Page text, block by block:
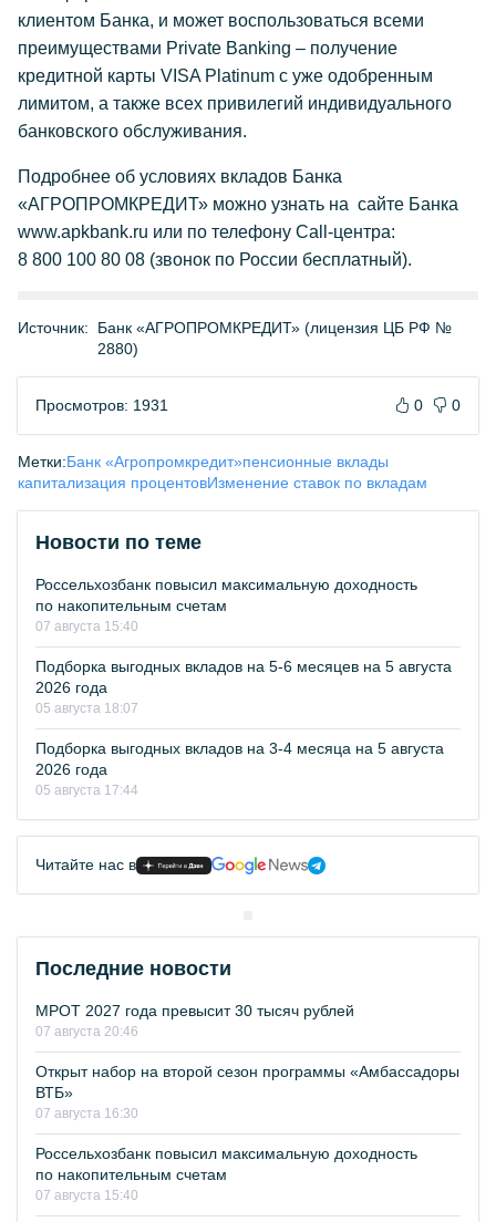
клиентом Банка, и может воспользоваться всеми
преимуществами Private Banking – получение
кредитной карты VISA Platinum с уже одобренным
лимитом, а также всех привилегий индивидуального
банковского обслуживания.
Подробнее об условиях вкладов Банка
«АГРОПРОМКРЕДИТ» можно узнать на сайте Банка
www.apkbank.ru или по телефону Сall-центра:
8 800 100 80 08 (звонок по России бесплатный).
Источник:
Банк «АГРОПРОМКРЕДИТ» (лицензия ЦБ РФ №
2880)
Просмотров: 1931 0 0
Метки:Банк «Агропромкредит»пенсионные вклады
капитализация процентовИзменение ставок по вкладам
Новости по теме
Россельхозбанк повысил максимальную доходность
по накопительным счетам
07 августа 15:40
Подборка выгодных вкладов на 5-6 месяцев на 5 августа
2026 года
05 августа 18:07
Подборка выгодных вкладов на 3-4 месяца на 5 августа
2026 года
05 августа 17:44
Читайте нас в
Последние новости
МРОТ 2027 года превысит 30 тысяч рублей
07 августа 20:46
Открыт набор на второй сезон программы «Амбассадоры
ВТБ»
07 августа 16:30
Россельхозбанк повысил максимальную доходность
по накопительным счетам
07 августа 15:40